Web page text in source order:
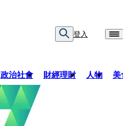
登入
政治社會 財經理財 人物 美